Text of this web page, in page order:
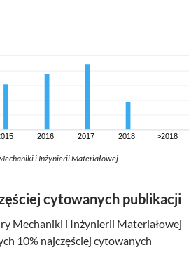
i Inżynierii Materiałowej
cytowanych publikacji
Mechaniki i Inżynierii Materiałowej
10% najczęściej cytowanych